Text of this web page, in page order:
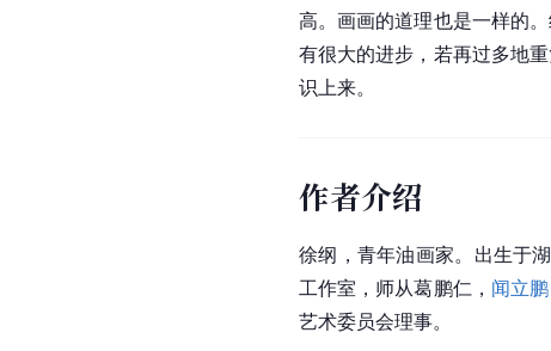
高。画画的道理也是一样的
有很大的进步，若再过多地
识上来。
作者介绍
徐纲 ，青年油画家。出生于
工作室，师从葛鹏仁， 闻立鹏
艺术委员会理事。